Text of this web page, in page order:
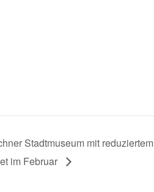
Stadtmuseum mit reduziertem
im Februar